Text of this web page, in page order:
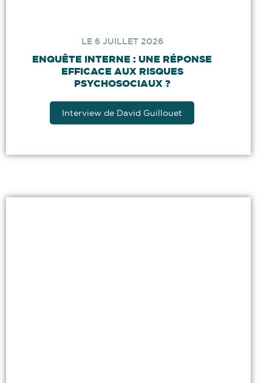
LE 6 JUILLET 2026
ENQUÊTE INTERNE : UNE RÉPONSE
EFFICACE AUX RISQUES
PSYCHOSOCIAUX ?
Interview de David Guillouet